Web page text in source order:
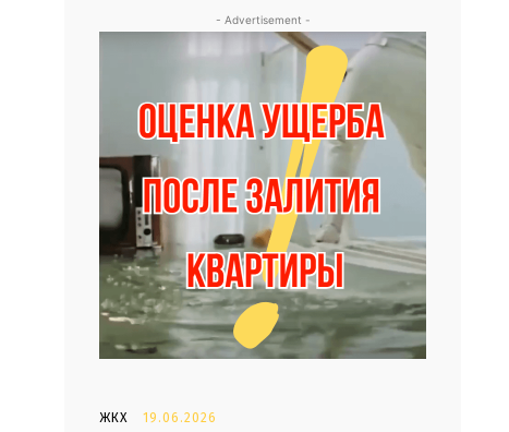
- Advertisement -
ЖКХ 19.06.2026